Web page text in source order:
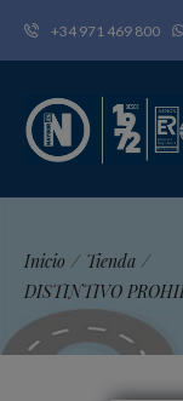
+34 971 469 800
Inicio / Tienda /
DISTINTIVO